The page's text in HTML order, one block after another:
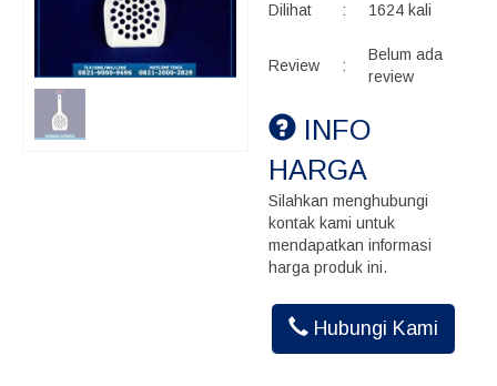
Dilihat : 1624 kali
Review :
Belum ada
review
INFO
HARGA
Silahkan menghubungi
kontak kami untuk
mendapatkan informasi
harga produk ini.
Hubungi Kami